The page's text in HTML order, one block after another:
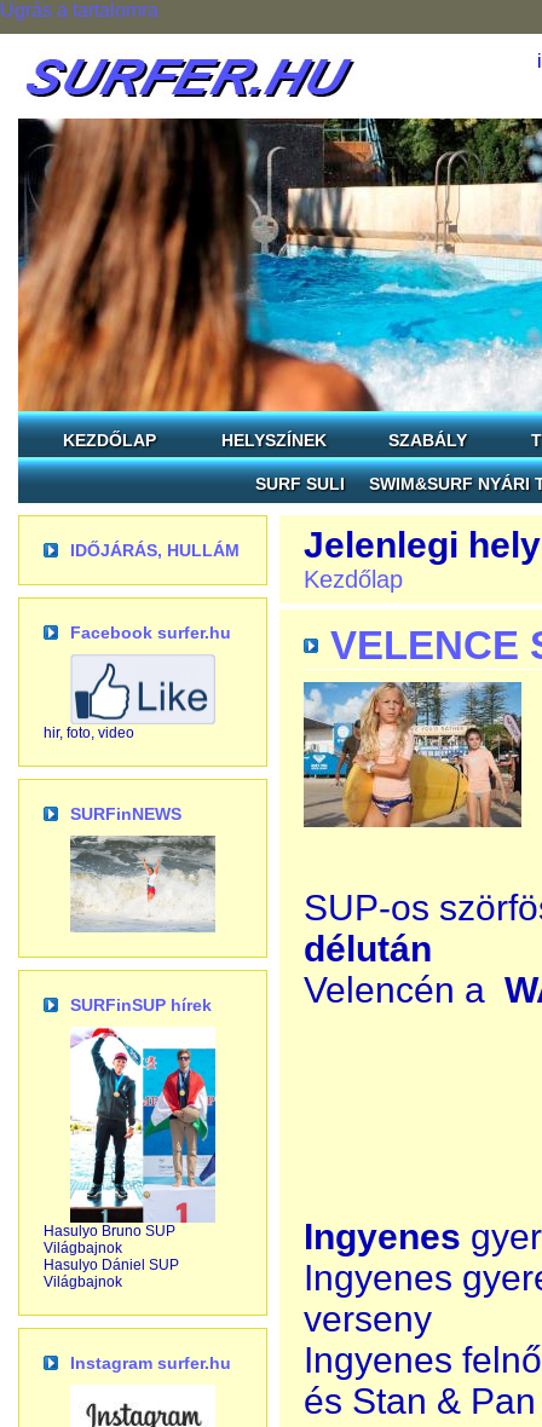
Ugrás a tartalomra
KEZDŐLAP HELYSZÍNEK SZABÁLY
SURF SULI SWIM&SURF NYÁRI
IDŐJÁRÁS, HULLÁM
Facebook surfer.hu
hir, foto, video
SURFinNEWS
SURFinSUP hírek
Hasulyo Bruno SUP
Világbajnok
Hasulyo Dániel SUP
Világbajnok
Instagram surfer.hu
Jelenlegi hely
Kezdőlap
VELENCE
SUP-os
délután
Velencén a
Ingyenes
Ingyenes
verseny
Ingyenes
és Stan &